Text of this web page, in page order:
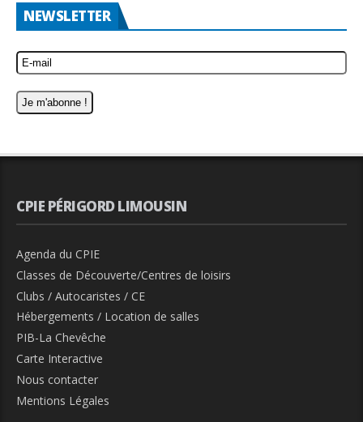
NEWSLETTER
CPIE PÉRIGORD LIMOUSIN
Agenda du CPIE
Classes de Découverte/Centres de loisirs
Clubs / Autocaristes / CE
Hébergements / Location de salles
PIB-La Chevêche
Carte Interactive
Nous contacter
Mentions Légales